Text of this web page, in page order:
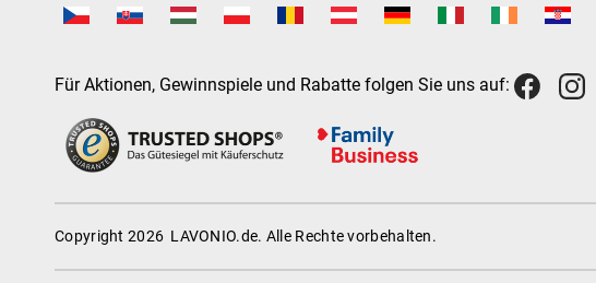
Für Aktionen, Gewinnspiele und Rabatte folgen Sie uns auf:
Copyright 2026 LAVONIO.de. Alle Rechte vorbehalten.